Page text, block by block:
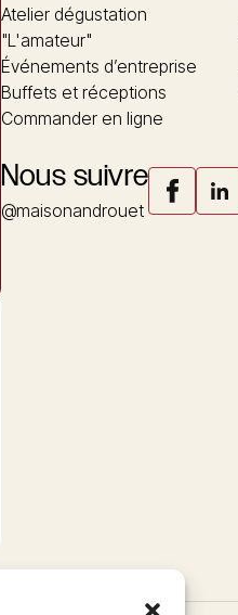
Atelier dégustation
"L'amateur"
Événements d’entreprise
Buffets et réceptions
Commander en ligne
Nous suivre
@maisonandrouet